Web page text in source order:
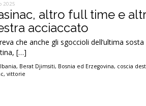
2025
altro full time e
acciaccato
che anche gli sgoccioli dell’ultima
[…]
, Berat Djimsiti, Bosnia ed Erzegovina, coscia
,vittorie